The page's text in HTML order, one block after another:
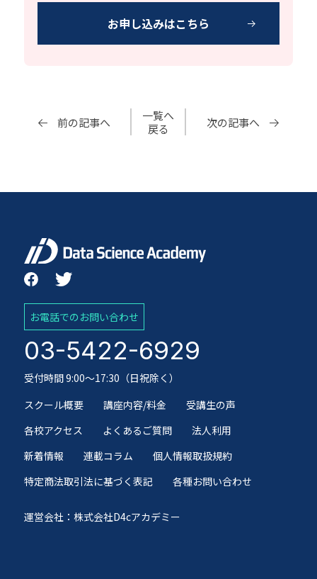
お申し込みはこちら
前の記事へ
一覧へ
戻る
次の記事へ
お電話でのお問い合わせ
03-5422-6929
受付時間 9:00～17:30（日祝除く）
スクール概要
講座内容/料金
受講生の声
各校アクセス
よくあるご質問
法人利用
新着情報
連載コラム
個人情報取扱規約
特定商法取引法に基づく表記
各種お問い合わせ
運営会社：株式会社D4cアカデミー